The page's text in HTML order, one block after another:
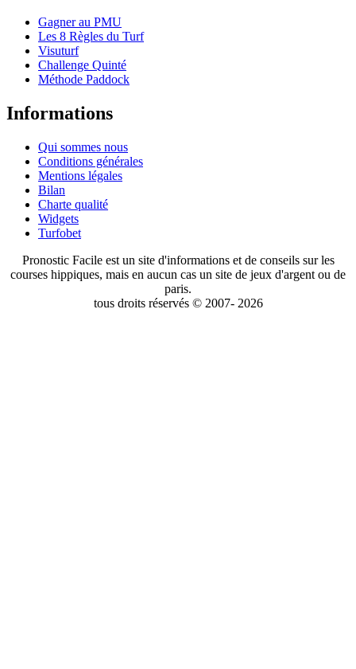
Gagner au PMU
Les 8 Règles du Turf
Visuturf
Challenge Quinté
Méthode Paddock
Informations
Qui sommes nous
Conditions générales
Mentions légales
Bilan
Charte qualité
Widgets
Turfobet
Pronostic Facile est un site d'informations et de conseils sur les
courses hippiques, mais en aucun cas un site de jeux d'argent ou de
paris.
tous droits réservés © 2007- 2026